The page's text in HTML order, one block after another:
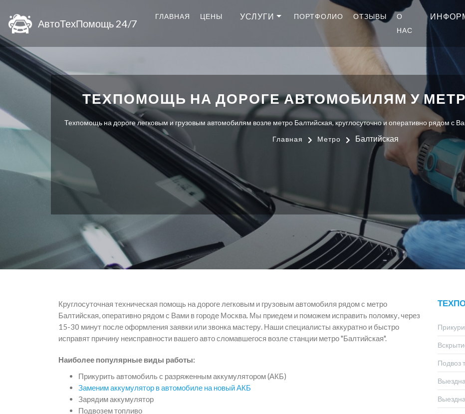
АвтоТехПомощь 24/7
ГЛАВНАЯ ЦЕНЫ УСЛУГИ ПОРТФОЛИО ОТЗЫВЫ
О
НАС
ТЕХПОМОЩЬ НА ДОРОГЕ АВТОМОБИЛЯМ У
Техпомощь на дороге легковым и грузовым автомобилям возле метро Балтийская, круглосуточно и оперативно рядом с
Главная
Метро Балтийская
Круглосуточная техническая помощь на дороге легковым и грузовым автомобиля рядом с метро
Балтийская, оперативно рядом с Вами в городе Москва. Мы приедем и поможем исправить поломку, через
15-30 минут после оформления заявки или звонка мастеру. Наши специалисты аккуратно и быстро
исправят причину неисправности вашего авто сломавшегося возле станции метро "Балтийская".
Наиболее популярные виды работы:
Прикурить автомобиль с разряженным аккумулятором (АКБ)
Заменим аккумулятор в автомобиле на новый АКБ
Зарядим аккумулятор
Подвозем топливо
Подвоз